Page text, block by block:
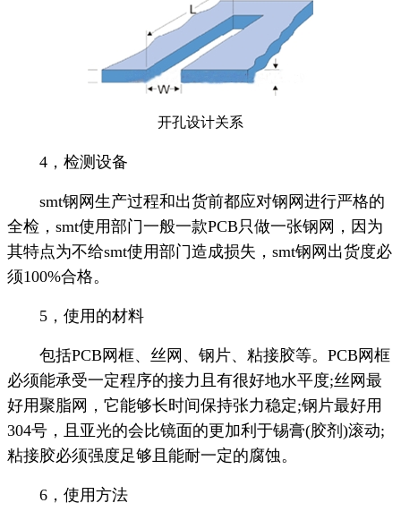
开孔设计关系
4，检测设备
smt钢网生产过程和出货前都应对钢网进行严格的
全检，smt使用部门一般一款PCB只做一张钢网，因为
其特点为不给smt使用部门造成损失，smt钢网出货度必
须100%合格。
5，使用的材料
包括PCB网框、丝网、钢片、粘接胶等。PCB网框
必须能承受一定程序的接力且有很好地水平度;丝网最
好用聚脂网，它能够长时间保持张力稳定;钢片最好用
304号，且亚光的会比镜面的更加利于锡膏(胶剂)滚动;
粘接胶必须强度足够且能耐一定的腐蚀。
6，使用方法